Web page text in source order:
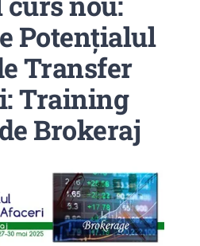
Noutăți
B.R.M. –
E.E.N
Arbitraj
GDPR
Potențialul
Transfer
Training
Brokeraj